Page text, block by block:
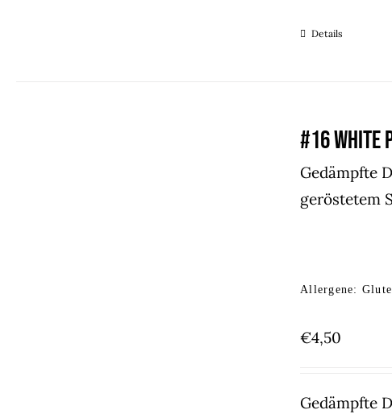
Details
#16 WHITE
Gedämpfte
geröstetem
Allergene:
€4,50
Gedämpfte